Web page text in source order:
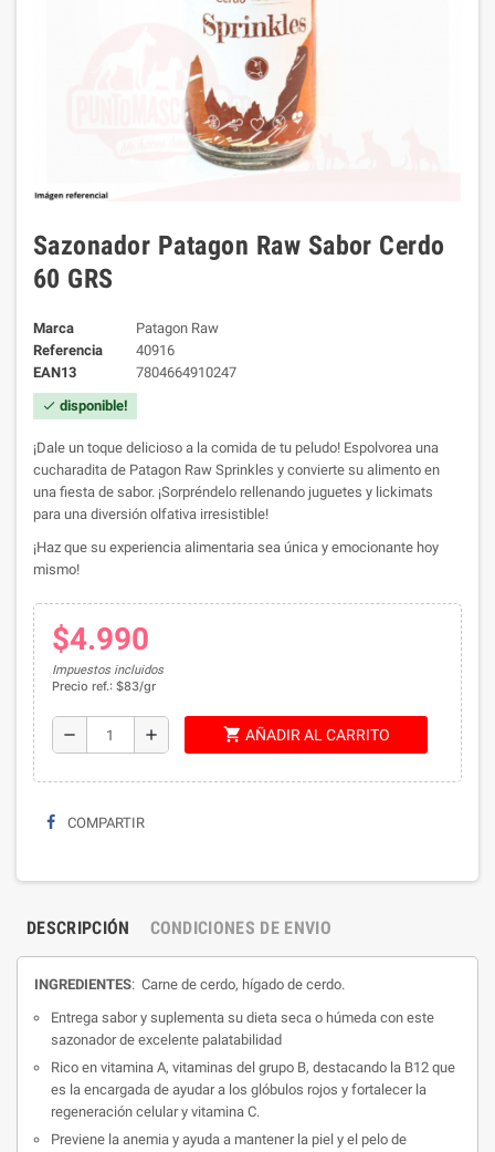
Sazonador Patagon Raw Sabor Cerdo
60 GRS
Marca
Patagon Raw
Referencia
40916
EAN13
7804664910247
check disponible!
¡Dale un toque delicioso a la comida de tu peludo! Espolvorea una
cucharadita de Patagon Raw Sprinkles y convierte su alimento en
una fiesta de sabor. ¡Sorpréndelo rellenando juguetes y lickimats
para una diversión olfativa irresistible!
¡Haz que su experiencia alimentaria sea única y emocionante hoy
mismo!
$4.990
Impuestos incluidos
Precio ref.: $83/gr
remove add shopping_cart AÑADIR AL CARRITO
COMPARTIR
DESCRIPCIÓN CONDICIONES DE ENVIO
INGREDIENTES: Carne de cerdo, hígado de cerdo.
Entrega sabor y suplementa su dieta seca o húmeda con este
sazonador de excelente palatabilidad
Rico en vitamina A, vitaminas del grupo B, destacando la B12 que
es la encargada de ayudar a los glóbulos rojos y fortalecer la
regeneración celular y vitamina C.
Previene la anemia y ayuda a mantener la piel y el pelo de